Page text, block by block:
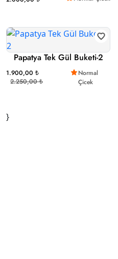
Papatya Tek Gül Buketi-2
1.900,00 ₺
2.250,00 ₺
Normal
Çicek
}